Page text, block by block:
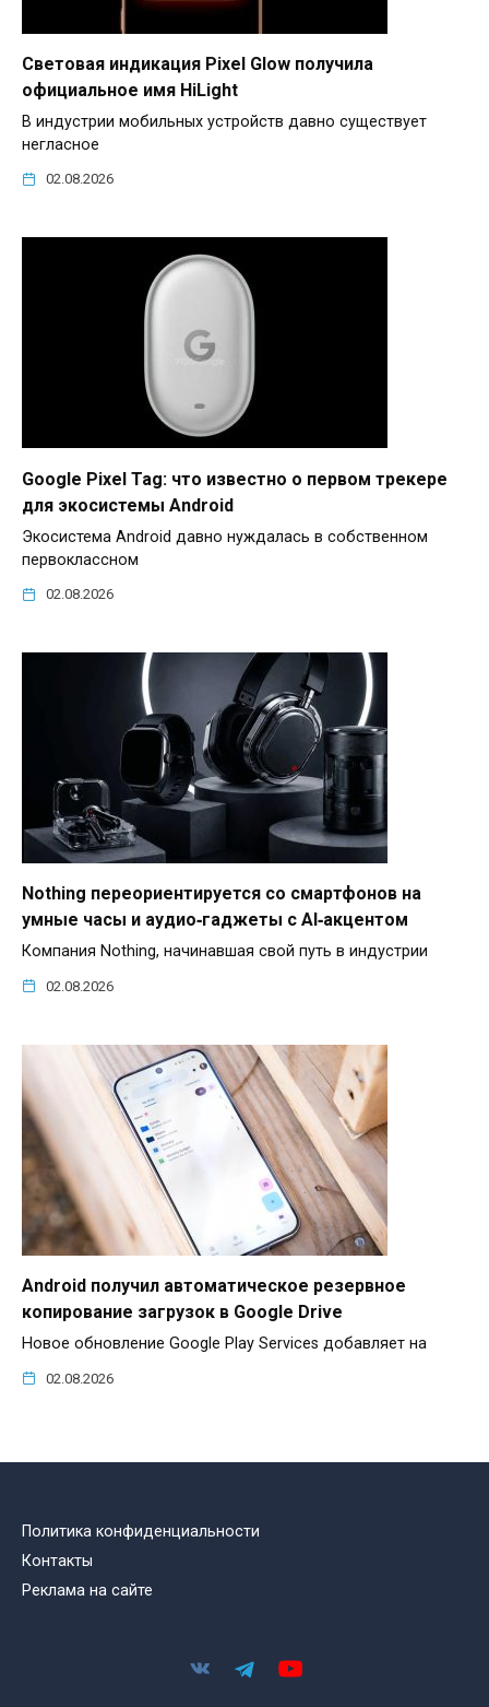
Световая индикация Pixel Glow получила
официальное имя HiLight
В индустрии мобильных устройств давно существует
негласное
02.08.2026
Google Pixel Tag: что известно о первом трекере
для экосистемы Android
Экосистема Android давно нуждалась в собственном
первоклассном
02.08.2026
Nothing переориентируется со смартфонов на
умные часы и аудио‑гаджеты с AI‑акцентом
Компания Nothing, начинавшая свой путь в индустрии
02.08.2026
Android получил автоматическое резервное
копирование загрузок в Google Drive
Новое обновление Google Play Services добавляет на
02.08.2026
Политика конфиденциальности
Контакты
Реклама на сайте